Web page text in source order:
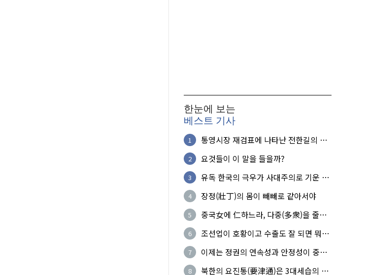
한눈에 보는
베스트 기사
1
통영시장 재검표에 나타난 전한길의 무
2 요것들이 이 말을 들을까?
3
유독 한국의 극우가 사대주의로 기운 이
4 장정(壯丁)의 몸이 빼빼로 같아서야
5
중국女에 仁하느라, 다중(多衆)을 줄세
6
조선업이 호황이고 수출도 잘 되면 뭐하
7
이제는 정권의 연속성과 안정성이 중요
8 북한의 요진통(要津通)은 3대세습의 사